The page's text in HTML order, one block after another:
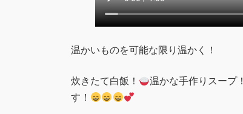
温かいものを可能な限り温かく！
炊きたて白飯！ 温かな手作りスープ！
す！